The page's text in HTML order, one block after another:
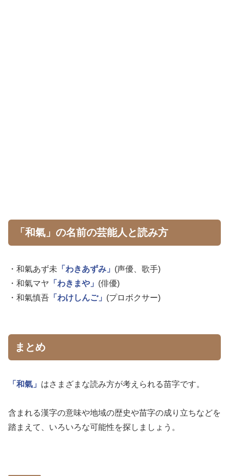
「和氣」の名前の芸能人と読み方
・和氣あず未 「わきあずみ」 (声優、歌手)
・和氣マヤ 「わきまや」 (俳優)
・和氣慎吾 「わけしんご」 (プロボクサー)
まとめ
「和氣」 はさまざまな読み方が考えられる苗字です。
含まれる漢字の意味や地域の歴史や苗字の成り立ちなどを
踏まえて、いろいろな可能性を探しましょう。